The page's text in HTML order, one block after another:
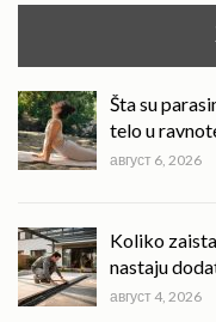
Šta su
telo u
август 6, 2026
Koliko
nastaju
август 4, 2026